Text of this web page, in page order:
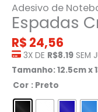
Adesivo de
Espadas
R$ 24,56
3X DE R$8.19 SEM
Tamanho: 12.5cm x
Cor : Preto